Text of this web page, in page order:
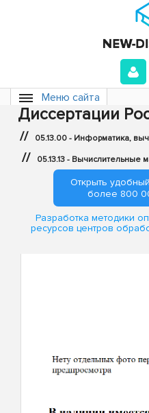
Меню сайта
Диссертации
// 05.13.00 - Информатика,
// 05.13.13 - Вычислительные
Открыть
более 800
Разработка методики
ресурсов центров